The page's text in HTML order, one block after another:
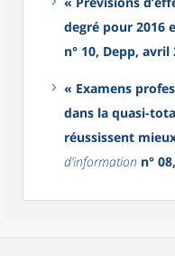
degré pour 2016
n° 10, Depp, avril
« Examens
dans la quasi-
réussissent
d’information n°